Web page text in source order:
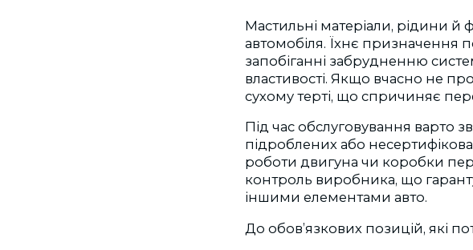
Мастильні матеріали, рідини
автомобіля. Їхнє призначення
запобіганні забрудненню
властивості. Якщо вчасно не
сухому терті, що спричиняє
Під час обслуговування варто
підроблених або
роботи двигуна чи коробки
контроль виробника, що
іншими елементами авто.
До обов’язкових позицій, які